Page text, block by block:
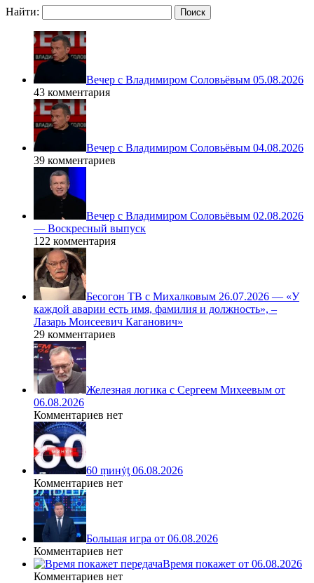
Найти:
Вечер с Владимиром Соловьёвым 05.08.2026
43 комментария
Вечер с Владимиром Соловьёвым 04.08.2026
39 комментариев
Вечер с Владимиром Соловьёвым 02.08.2026
— Воскресный выпуск
122 комментария
Бесогон ТВ с Михалковым 26.07.2026 — «У
каждой аварии есть имя, фамилия и должность», –
Лазарь Моисеевич Каганович»
29 комментариев
Железная логика с Сергеем Михеевым от
06.08.2026
Комментариев нет
60 ṃинẏƫ 06.08.2026
Комментариев нет
Большая игра от 06.08.2026
Комментариев нет
Время покажет от 06.08.2026
Комментариев нет